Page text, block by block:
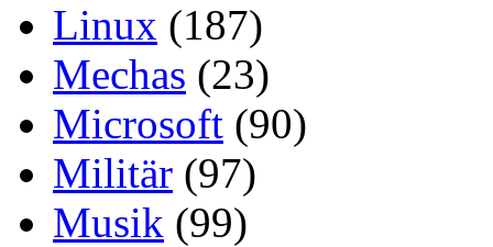
Linux (187)
Mechas (23)
Microsoft (90)
Militär (97)
Musik (99)